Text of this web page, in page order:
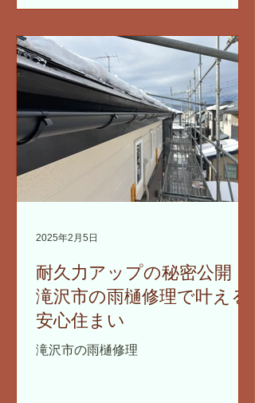
耐久力アップの秘密公開！
滝沢市の雨樋修理で叶える
安心住まい
滝沢市の雨樋修理
2025年2月5日